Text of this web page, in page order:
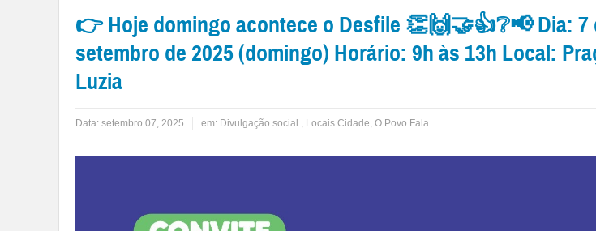
👉 Hoje domingo acontece o Desfile 👏🙌🤝👍❔📢 Dia: 7
setembro de 2025 (domingo) Horário: 9h às 13h Local:
Luzia
Data: setembro 07, 2025 em: Divulgação social., Locais Cidade, O Povo Fala